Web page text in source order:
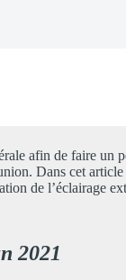
afin de faire un
Dans cet
de l’éclairage
2021